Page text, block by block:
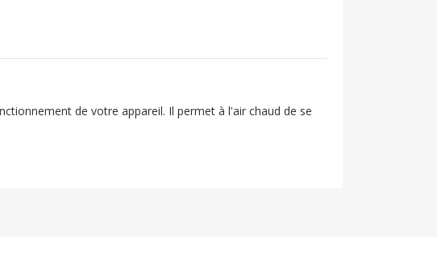
de votre appareil. Il permet à l'air chaud de se